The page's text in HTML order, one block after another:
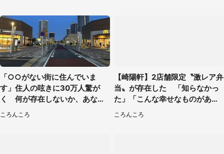
「○○がない街に住んでいま
す」住人の呟きに30万人驚が
く 何が存在しないか、あなた
はわかる？
ころんころ
【崎陽軒】2店舗限定〝激レア弁
当〟が存在した 「知らなかっ
た」「こんな幸せなものがあっ
たなんて...」
ころんころ